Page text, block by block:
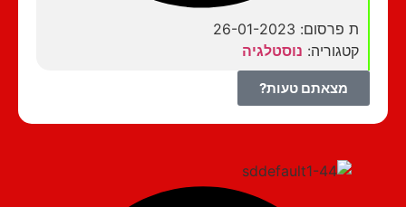
ת פרסום: 26-01-2023
קטגוריה:נוסטלגיה
מצאתם טעות?